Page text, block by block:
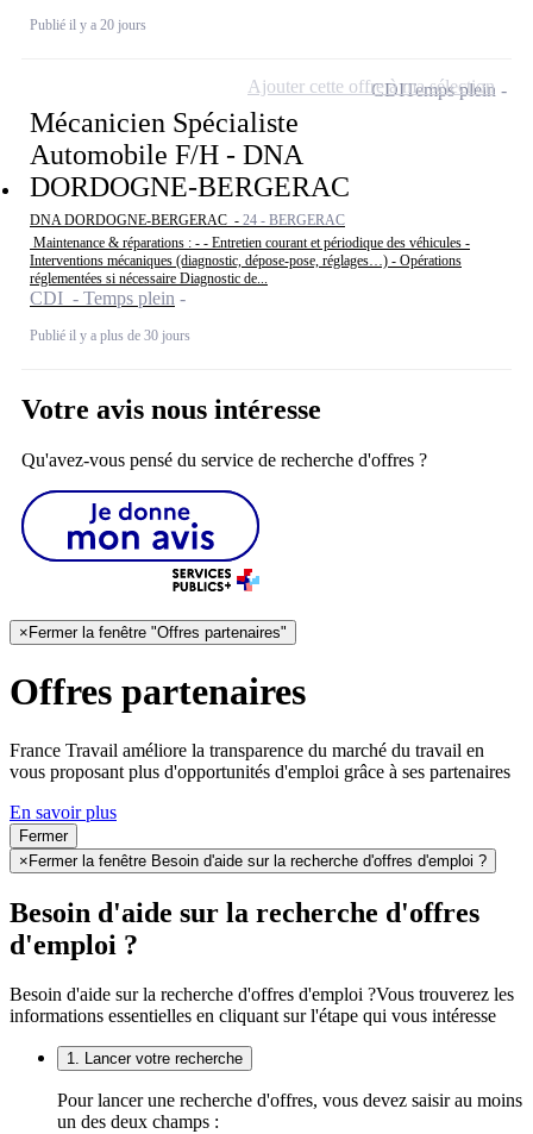
Publié il y a 20 jours
Mécanicien Spécialiste
Automobile F/H - DNA
DORDOGNE-BERGERAC
DNA DORDOGNE-BERGERAC - 24 - BERGERAC
️ Maintenance & réparations : - - Entretien courant et périodique des véhicules -
Interventions mécaniques (diagnostic, dépose-pose, réglages…) - Opérations
réglementées si nécessaire Diagnostic de...
CDI - Temps plein
Publié il y a plus de 30 jours
CDITemps plein
Ajouter cette offre à ma sélection
Votre avis nous intéresse
Qu'avez-vous pensé du service de recherche d'offres ?
× Fermer la fenêtre "Offres partenaires"
Offres partenaires
France Travail améliore la transparence du marché du travail en
vous proposant plus d'opportunités d'emploi grâce à ses partenaires
En savoir plus
Fermer
×Fermer la fenêtre Besoin d'aide sur la recherche d'offres d'emploi ?
Besoin d'aide sur la recherche d'offres
d'emploi ?
Besoin d'aide sur la recherche d'offres d'emploi ?Vous trouverez les
informations essentielles en cliquant sur l'étape qui vous intéresse
1. Lancer votre recherche
Pour lancer une recherche d'offres, vous devez saisir au moins
un des deux champs :